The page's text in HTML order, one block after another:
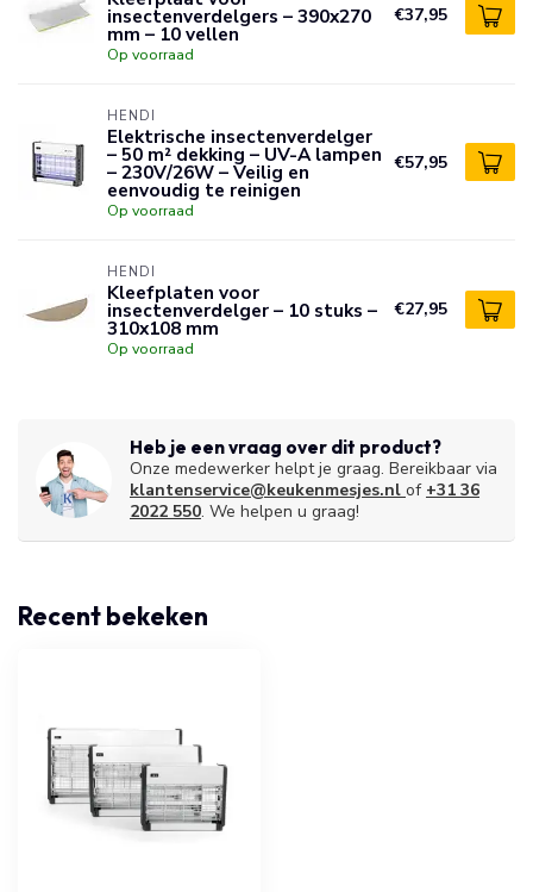
insectenverdelgers – 390x270
mm – 10 vellen
Op voorraad
€37,95
HENDI
Elektrische insectenverdelger
– 50 m² dekking – UV-A lampen
– 230V/26W – Veilig en
eenvoudig te reinigen
Op voorraad
€57,95
HENDI
Kleefplaten voor
insectenverdelger – 10 stuks –
310x108 mm
Op voorraad
€27,95
Heb je een vraag over dit product?
Onze medewerker helpt je graag. Bereikbaar via
klantenservice@keukenmesjes.nl of +31 36
2022 550. We helpen u graag!
Recent bekeken